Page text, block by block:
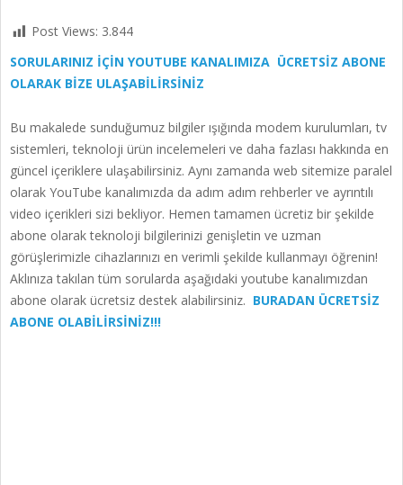
Post Views: 3.844
SORULARINIZ İÇİN YOUTUBE KANALIMIZA ÜCRETSİZ ABONE
OLARAK BİZE ULAŞABİLİRSİNİZ
Bu makalede sunduğumuz bilgiler ışığında modem kurulumları, tv
sistemleri, teknoloji ürün incelemeleri ve daha fazlası hakkında en
güncel içeriklere ulaşabilirsiniz. Aynı zamanda web sitemize paralel
olarak YouTube kanalımızda da adım adım rehberler ve ayrıntılı
video içerikleri sizi bekliyor. Hemen tamamen ücretiz bir şekilde
abone olarak teknoloji bilgilerinizi genişletin ve uzman
görüşlerimizle cihazlarınızı en verimli şekilde kullanmayı öğrenin!
Aklınıza takılan tüm sorularda aşağıdaki youtube kanalımızdan
abone olarak ücretsiz destek alabilirsiniz. BURADAN ÜCRETSİZ
ABONE OLABİLİRSİNİZ!!!